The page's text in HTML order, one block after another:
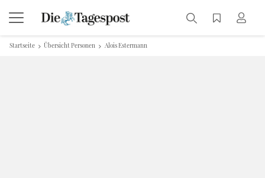
Startseite Übersicht Personen Alois Estermann